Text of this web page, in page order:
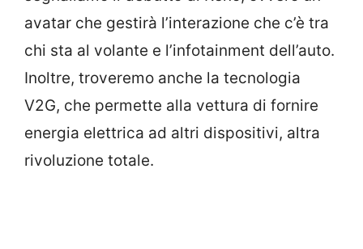
avatar che gestirà l’interazione che c’è tra
chi sta al volante e l’infotainment dell’auto.
Inoltre, troveremo anche la tecnologia
V2G, che permette alla vettura di fornire
energia elettrica ad altri dispositivi, altra
rivoluzione totale.